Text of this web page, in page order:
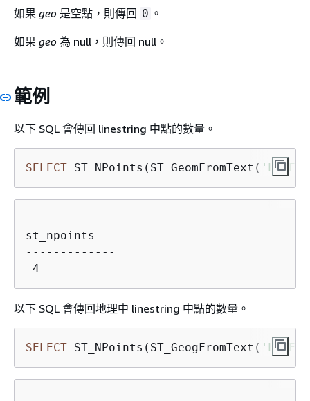
如果 geo 是空點，則傳回 0 。
如果 geo 為 null，則傳回 null。
範例
以下 SQL 會傳回 linestring 中點的數量。
SELECT ST_NPoints(ST_GeomFromText(
st_npoints
-------------
以下 SQL 會傳回地理中 linestring 中點的數量。
SELECT ST_NPoints(ST_GeogFromText(